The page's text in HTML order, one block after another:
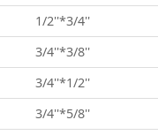
1/2''*3/4''
3/4''*3/8''
3/4''*1/2''
3/4''*5/8''